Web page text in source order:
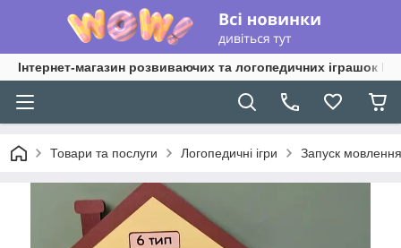
Інтернет-магазин розвиваючих та логопедичних іграшок
Товари та послуги Логопедичні ігри Запуск